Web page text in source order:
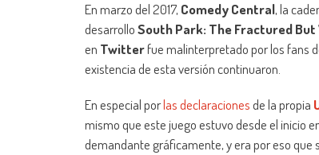
En marzo del 2017, Comedy Central, la
desarrolloSouth Park: The Fractured But
en Twitterfue malinterpretado por los fans
existencia de esta versión continuaron.
En especial porlas declaracionesde la propia
mismo que este juego estuvo desde el inicio
demandante gráficamente, y era por eso